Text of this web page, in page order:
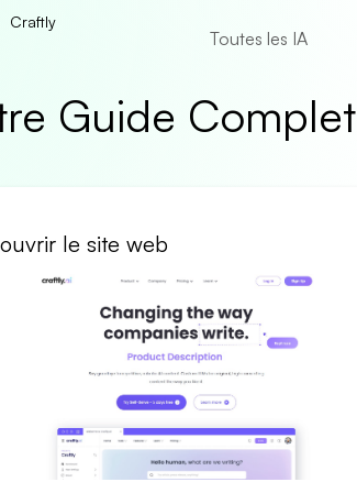
Toutes les IA
Craftly
Guide Complet
le site web